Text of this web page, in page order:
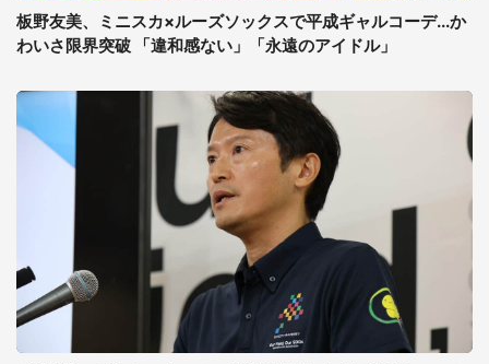
板野友美、ミニスカ×ルーズソックスで平成ギャルコーデ...か
わいさ限界突破 「違和感ない」「永遠のアイドル」